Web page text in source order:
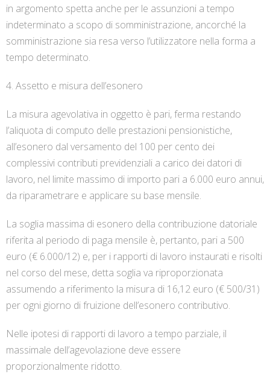
in argomento spetta anche per le assunzioni a tempo
indeterminato a scopo di somministrazione, ancorché la
somministrazione sia resa verso l’utilizzatore nella forma a
tempo determinato.
4. Assetto e misura dell’esonero
La misura agevolativa in oggetto è pari, ferma restando
l’aliquota di computo delle prestazioni pensionistiche,
all’esonero dal versamento del 100 per cento dei
complessivi contributi previdenziali a carico dei datori di
lavoro, nel limite massimo di importo pari a 6.000 euro annui,
da riparametrare e applicare su base mensile.
La soglia massima di esonero della contribuzione datoriale
riferita al periodo di paga mensile è, pertanto, pari a 500
euro (€ 6.000/12) e, per i rapporti di lavoro instaurati e risolti
nel corso del mese, detta soglia va riproporzionata
assumendo a riferimento la misura di 16,12 euro (€ 500/31)
per ogni giorno di fruizione dell’esonero contributivo.
Nelle ipotesi di rapporti di lavoro a tempo parziale, il
massimale dell’agevolazione deve essere
proporzionalmente ridotto.